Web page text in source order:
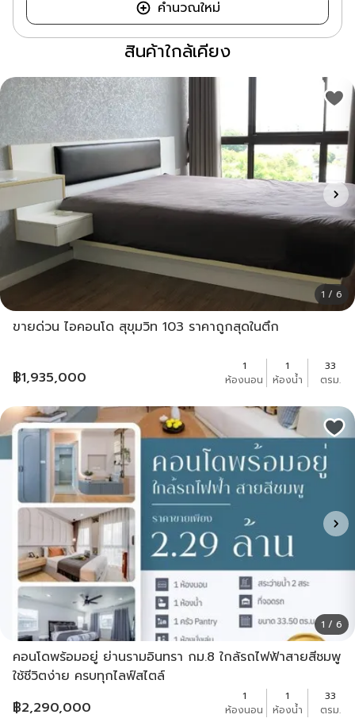
คำนวณใหม่
สินค้าใกล้เคียง
1 / 6
ขายด่วน ไอคอนโด สุขุมวิท 103 ราคาถูกสุดในตึก
฿1,935,000
1
ห้องนอน
1
ห้องน้ำ
33
ตรม.
1 / 6
คอนโดพร้อมอยู่ ย่านรามอินทรา กม.8 ใกล้รถไฟฟ้าสายสีชมพู
ใช้ชีวิตง่าย ครบทุกไลฟ์สไตล์
฿2,290,000
1
ห้องนอน
1
ห้องน้ำ
33
ตรม.